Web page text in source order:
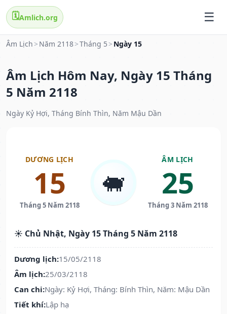
🗓️Amlich.org
Âm Lịch > Năm 2118>Tháng 5 > Ngày 15
Âm Lịch Hôm Nay, Ngày 15 Tháng
5 Năm 2118
Ngày Kỷ Hợi, Tháng Bính Thìn, Năm Mậu Dần
DƯƠNG LỊCH
15
Tháng 5 Năm 2118
🐖
ÂM LỊCH
25
Tháng 3 Năm 2118
☀️ Chủ Nhật, Ngày 15 Tháng 5 Năm 2118
Dương lịch:15/05/2118
Âm lịch:25/03/2118
Can chi:Ngày: Kỷ Hợi, Tháng: Bính Thìn, Năm: Mậu Dần
Tiết khí:Lập hạ